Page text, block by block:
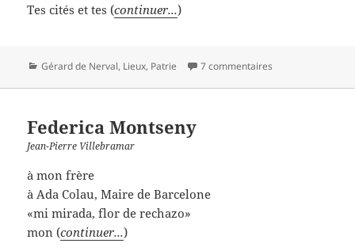
Tes cités et tes (continuer...)
Catégories
Gérard de Nerval, Lieux, Patrie 7 commentaires
Federica Montseny
Jean-Pierre Villebramar
à mon frère
à Ada Colau, Maire de Barcelone
«mi mirada, flor de rechazo»
mon (continuer...)